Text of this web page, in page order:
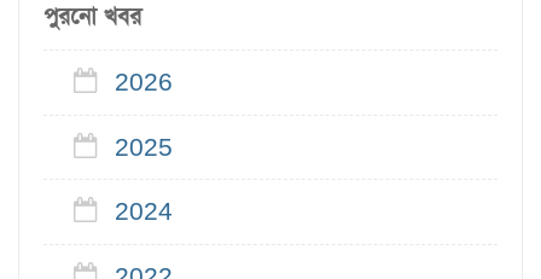
পুরনো খবর
2026
2025
2024